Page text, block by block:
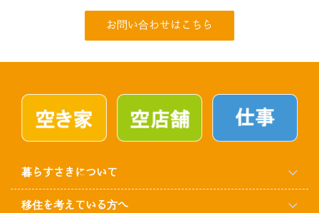
お問い合わせはこちら
暮らすさきについて
移住を考えている方へ